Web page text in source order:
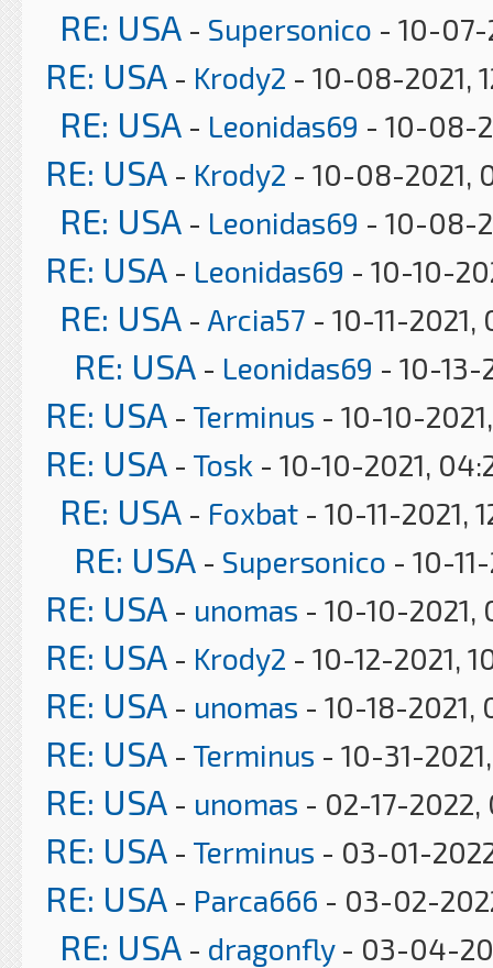
RE: USA - Supersonico - 10-07-
RE: USA - Krody2 - 10-08-2021,
RE: USA - Leonidas69 - 10-08-
RE: USA - Krody2 - 10-08-2021,
RE: USA - Leonidas69 - 10-08-
RE: USA - Leonidas69 - 10-10-
RE: USA - Arcia57 - 10-11-2021,
RE: USA - Leonidas69 - 10-13-
RE: USA - Terminus - 10-10-
RE: USA - Tosk - 10-10-2021,
RE: USA - Foxbat - 10-11-2021,
RE: USA - Supersonico - 10-
RE: USA - unomas - 10-10-2021,
RE: USA - Krody2 - 10-12-2021,
RE: USA - unomas - 10-18-2021,
RE: USA - Terminus - 10-31-
RE: USA - unomas - 02-17-2022,
RE: USA - Terminus - 03-01-
RE: USA - Parca666 - 03-02-
RE: USA - dragonfly- 03-04-